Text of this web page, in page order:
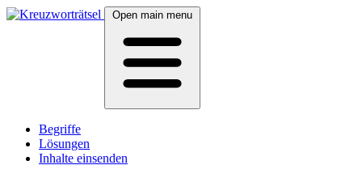
Open main menu
Begriffe
Lösungen
Inhalte einsenden